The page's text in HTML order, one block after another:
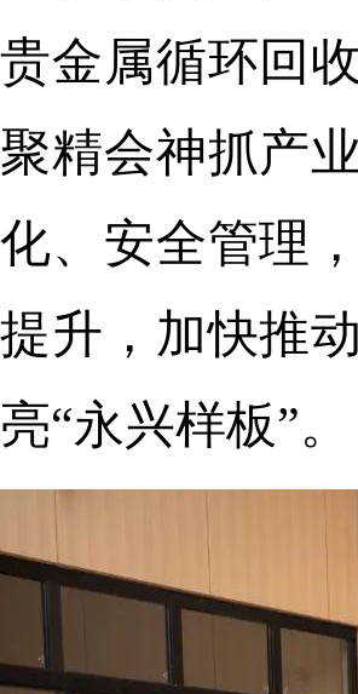
贵金属循环回
聚精会神抓产
化、安全管理
提升，加快推
亮“永兴样板”。